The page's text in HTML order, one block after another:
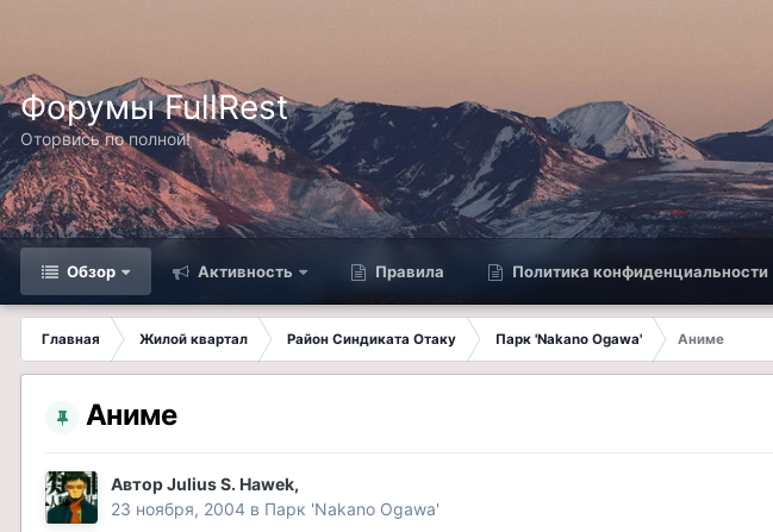
Форумы FullRest
Оторвись по полной!
Обзор Активность Правила Политика конфиденциальности
Главная Жилой квартал Район Синдиката Отаку Парк 'Nakano Ogawa'
Аниме
Аниме
АвторJulius S. Hawek,
23 ноября, 2004 в Парк 'Nakano Ogawa'